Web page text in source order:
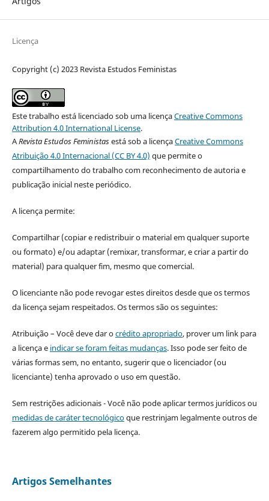
Licença
Copyright (c) 2023 Revista Estudos Feministas
Este trabalho está licenciado sob uma licençaCreative Commons
Attribution 4.0 International License.
ARevista Estudos Feministasestá sob a licençaCreative Commons
Atribuição 4.0 Internacional (CC BY 4.0) que permite o
compartilhamento do trabalho com reconhecimento de autoria e
publicação inicial neste periódico.
A licença permite:
Compartilhar (copiar e redistribuir o material em qualquer suporte
ou formato) e/ou adaptar (remixar, transformar, e criar a partir do
material) para qualquer fim, mesmo que comercial.
O licenciante não pode revogar estes direitos desde que os termos
da licença sejam respeitados. Os termos são os seguintes:
Atribuição – Você deve dar ocrédito apropriado, prover um link para
a licença e indicar se foram feitas mudanças. Isso pode ser feito de
várias formas sem, no entanto, sugerir que o licenciador (ou
licenciante) tenha aprovado o uso em questão.
Sem restrições adicionais - Você não pode aplicar termos jurídicos ou
medidas de caráter tecnológicoque restrinjam legalmente outros de
fazerem algo permitido pela licença.
Artigos Semelhantes